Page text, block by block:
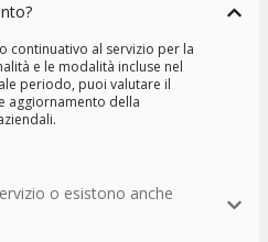
continuativo al servizio per la
e le modalità incluse nel
periodo, puoi valutare il
aggiornamento della
o esistono anche